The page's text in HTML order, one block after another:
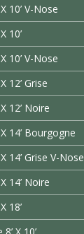
10’ V-Nose
10’
10’ V-Nose
12’ Grise
12’ Noire
14’ Bourgogne
14’ Grise V-Nose
14’ Noire
18’